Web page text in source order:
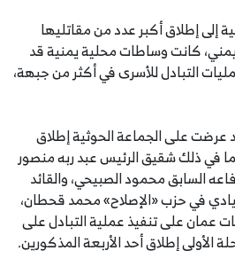
إلى إطلاق أكبر عدد من مقاتليها
كانت وساطات محلية يمنية قد
التبادل للأسرى في أكثر من جبهة،
على الجماعة الحوثية إطلاق
في ذلك شقيق الرئيس عبد ربه منصور
السابق محمود الصبيحي، والقائد
في حزب «الإصلاح» محمد قحطان،
عمان على تنفيذ عملية التبادل على
الأولى إطلاق أحد الأربعة المذكورين.